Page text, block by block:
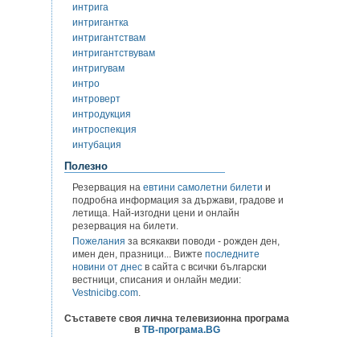
интрига
интригантка
интригантствам
интригантствувам
интригувам
интро
интроверт
интродукция
интроспекция
интубация
Полезно
Резервация на евтини самолетни билети и
подробна информация за държави, градове и
летища. Най-изгодни цени и онлайн
резервация на билети.
Пожелания за всякакви поводи - рожден ден,
имен ден, празници... Вижте последните
новини от днес в сайта с всички български
вестници, списания и онлайн медии:
Vestnicibg.com.
Съставете своя лична телевизионна програма
в ТВ-програма.BG